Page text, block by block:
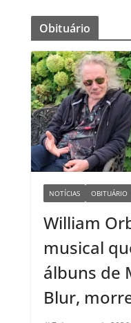
Obituário
NOTÍCIAS OBITUÁRIO
William
musical
álbuns de
Blur,